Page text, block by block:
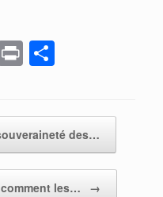
Pr
in
g
er
des…
les… →